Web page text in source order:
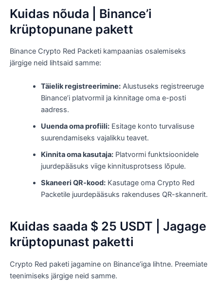
Kuidas nõuda | Binance’i
krüptopunane pakett
Binance Crypto Red Packeti kampaanias osalemiseks
järgige neid lihtsaid samme:
Täielik registreerimine:Alustuseks registreeruge
Binance’i platvormil ja kinnitage oma e-posti
aadress.
Uuenda oma profiili:Esitage konto turvalisuse
suurendamiseks vajalikku teavet.
Kinnita oma kasutaja:Platvormi funktsioonidele
juurdepääsuks viige kinnitusprotsess lõpule.
Skaneeri QR-kood:Kasutage oma Crypto Red
Packetile juurdepääsuks rakenduses QR-skannerit.
Kuidas saada $ 25 USDT | Jagage
krüptopunast paketti
Crypto Red paketi jagamine on Binance’iga lihtne. Preemiate
teenimiseks järgige neid samme.